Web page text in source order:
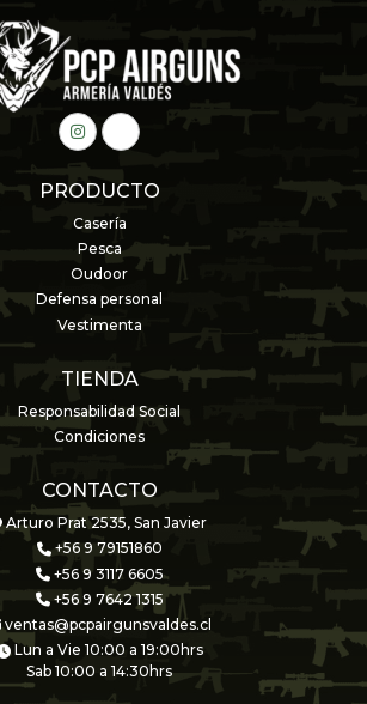
PRODUCTO
Casería
Pesca
Oudoor
Defensa personal
Vestimenta
TIENDA
Responsabilidad Social
Condiciones
CONTACTO
Arturo Prat 2535, San Javier
+56 9 79151860
+56 9 3117 6605
+56 9 7642 1315
ventas@pcpairgunsvaldes.cl
Lun a Vie 10:00 a 19:00hrs
Sab 10:00 a 14:30hrs